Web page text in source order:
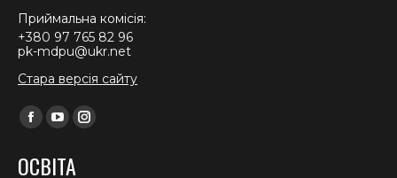
Приймальна комісія:
+380 97 765 82 96
pk-mdpu@ukr.net
Стара версія сайту
Find us on:
Facebook
opens
YouTube
opens
Instagram
ОСВІТА